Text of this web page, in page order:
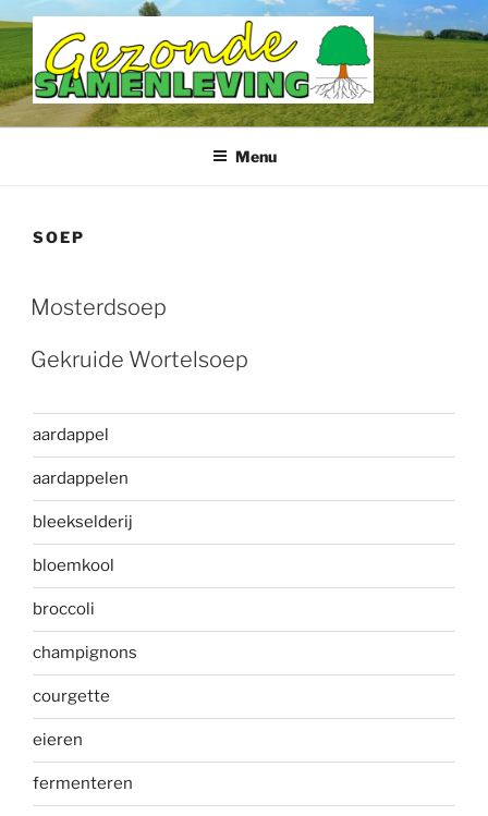
de
inhoud
DOETINCHEM GEZONDE
SAMENLEVINGMenu
SOEP
Mosterdsoep
Gekruide Wortelsoep
aardappel
aardappelen
bleekselderij
bloemkool
broccoli
champignons
courgette
eieren
fermenteren